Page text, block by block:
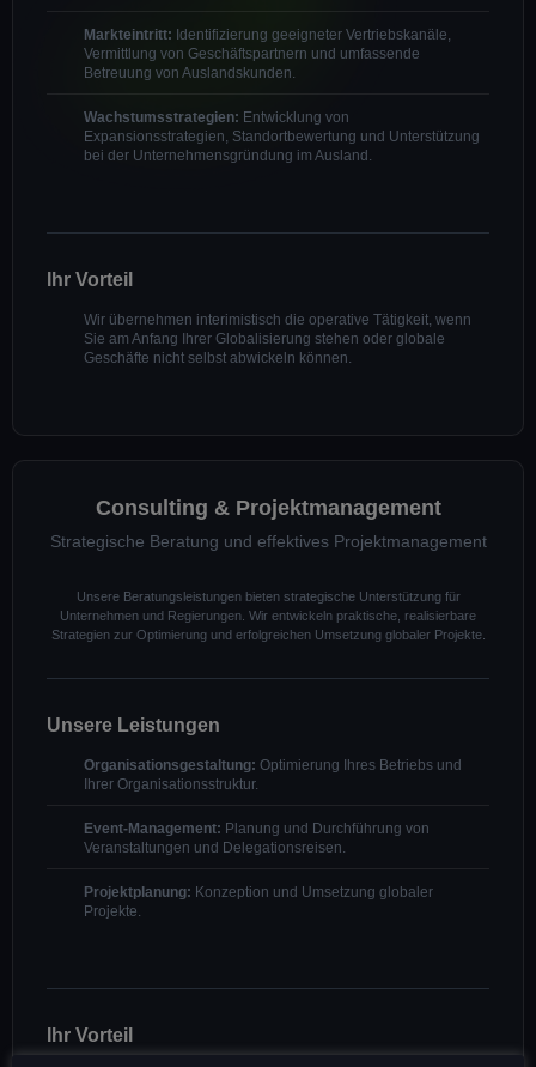
Markteintritt: Identifizierung geeigneter Vertriebskanäle,
Vermittlung von Geschäftspartnern und umfassende
Betreuung von Auslandskunden.
Wachstumsstrategien: Entwicklung von
Expansionsstrategien, Standortbewertung und Unterstützung
bei der Unternehmensgründung im Ausland.
Ihr Vorteil
Wir übernehmen interimistisch die operative Tätigkeit, wenn
Sie am Anfang Ihrer Globalisierung stehen oder globale
Geschäfte nicht selbst abwickeln können.
Consulting & Projektmanagement
Strategische Beratung und effektives Projektmanagement
Unsere Beratungsleistungen bieten strategische Unterstützung für
Unternehmen und Regierungen. Wir entwickeln praktische, realisierbare
Strategien zur Optimierung und erfolgreichen Umsetzung globaler Projekte.
Unsere Leistungen
Organisationsgestaltung:Optimierung Ihres Betriebs und
Ihrer Organisationsstruktur.
Event-Management: Planung und Durchführung von
Veranstaltungen und Delegationsreisen.
Projektplanung: Konzeption und Umsetzung globaler
Projekte.
Ihr Vorteil